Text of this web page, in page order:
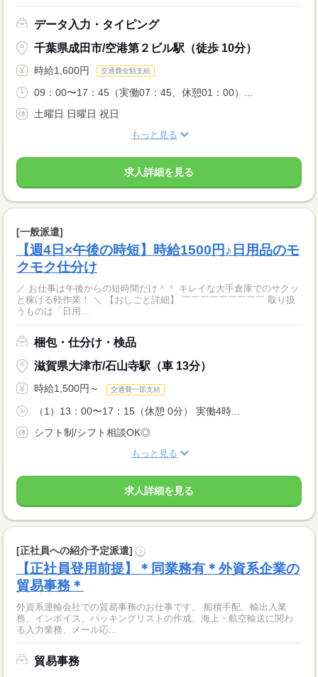
データ入力・タイピング
千葉県成田市/空港第２ビル駅（徒歩 10分）
時給1,600円 交通費全額支給
09：00〜17：45（実働07：45、休憩01：00）...
土曜日 日曜日 祝日
もっと見る
求人詳細を見る
[一般派遣]
【週4日×午後の時短】時給1500円♪日用品のモ
クモク仕分け
／ お仕事は午後からの短時間だけ＾＾ キレイな大手倉庫でのサクッ
と稼げる軽作業！ ＼ 【おしごと詳細】 ￣￣￣￣￣￣￣￣￣ 取り扱
うものは「日用...
梱包・仕分け・検品
滋賀県大津市/石山寺駅（車 13分）
時給1,500円～ 交通費一部支給
（1）13：00〜17：15（休憩 0分） 実働4時...
シフト制/シフト相談OK◎
もっと見る
求人詳細を見る
[正社員への紹介予定派遣] ?
【正社員登用前提】＊同業務有＊外資系企業の
貿易事務＊
外資系運輸会社での貿易事務のお仕事です。 船積手配、輸出入業
務、インボイス、パッキングリストの作成、海上・航空輸送に関わ
る入力業務、メール応...
貿易事務